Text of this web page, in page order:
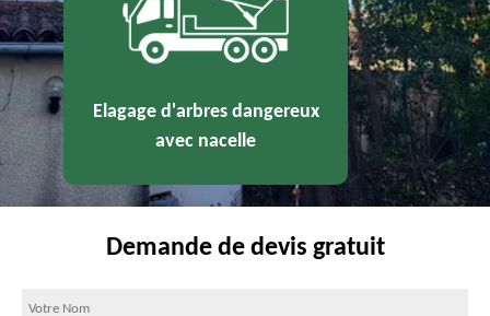
Elagage d'arbres dangereux
avec nacelle
Demande de devis gratuit